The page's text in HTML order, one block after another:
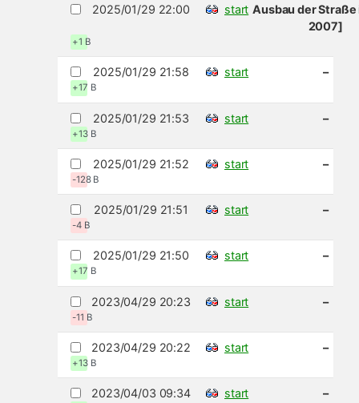
2025/01/29 22:00 start Ausbau der Straße
2007]
+1 B
2025/01/29 21:58 start –
+17 B
2025/01/29 21:53 start –
+13 B
2025/01/29 21:52 start –
-128 B
2025/01/29 21:51 start –
-4 B
2025/01/29 21:50 start –
+17 B
2023/04/29 20:23 start –
-11 B
2023/04/29 20:22 start –
+13 B
2023/04/03 09:34 start –